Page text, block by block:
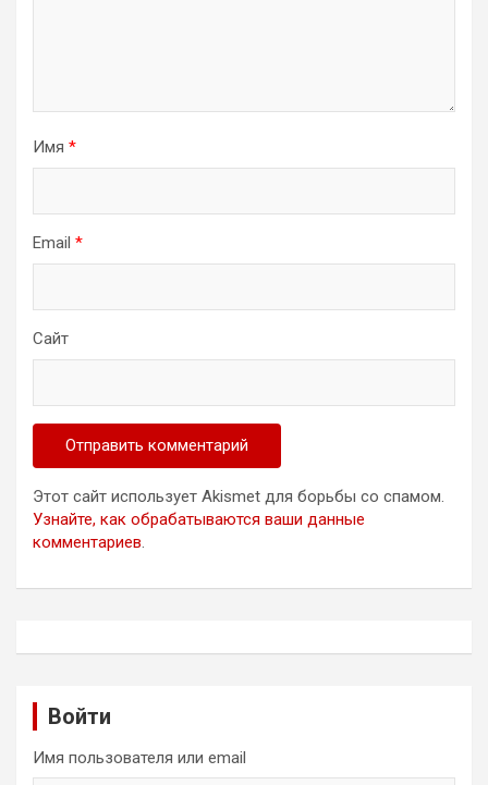
Имя *
Email *
Сайт
Этот сайт использует Akismet для борьбы со спамом.
Узнайте, как обрабатываются ваши данные
комментариев.
Войти
Имя пользователя или email